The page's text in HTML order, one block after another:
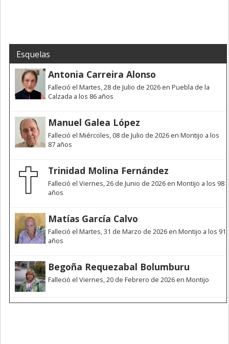
Esquelas
Antonia Carreira Alonso
Falleció el Martes, 28 de Julio de 2026 en Puebla de la
Calzada a los 86 años
Manuel Galea López
Falleció el Miércoles, 08 de Julio de 2026 en Montijo a los
87 años
Trinidad Molina Fernández
Falleció el Viernes, 26 de Junio de 2026 en Montijo a los 98
años
Matías García Calvo
Falleció el Martes, 31 de Marzo de 2026 en Montijo a los 91
años
Begoña Requezabal Bolumburu
Falleció el Viernes, 20 de Febrero de 2026 en Montijo